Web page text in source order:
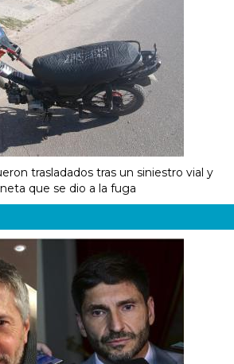
trasladados tras un siniestro vial y
que se dio a la fuga